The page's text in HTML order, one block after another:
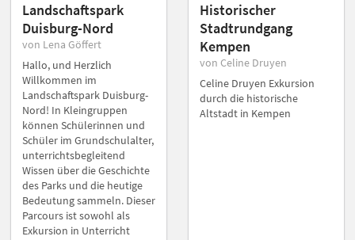
Landschaftspark
Duisburg-Nord
von Lena Göffert
Hallo, und Herzlich
Willkommen im
Landschaftspark Duisburg-
Nord! In Kleingruppen
können Schülerinnen und
Schüler im Grundschulalter,
unterrichtsbegleitend
Wissen über die Geschichte
des Parks und die heutige
Bedeutung sammeln. Dieser
Parcours ist sowohl als
Exkursion in Unterricht
Historischer
Stadtrundgang
Kempen
von Celine Druyen
Celine Druyen Exkursion
durch die historische
Altstadt in Kempen